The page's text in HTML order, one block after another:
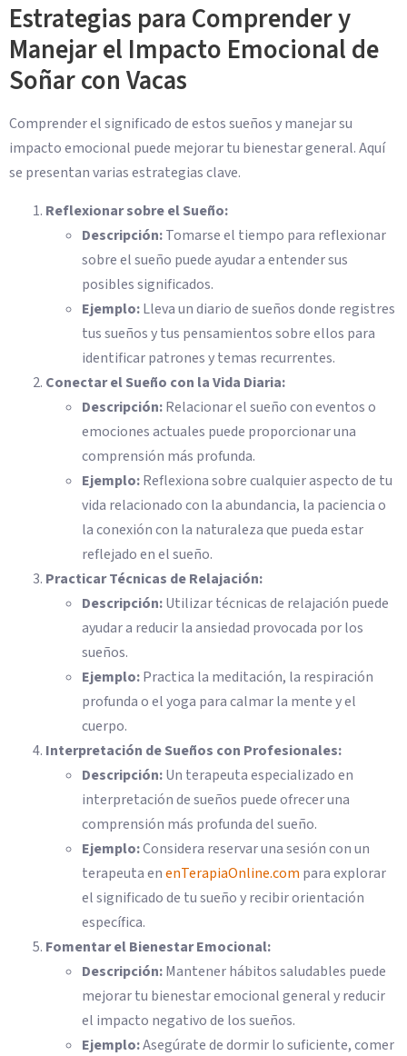
Estrategias para Comprender y
Manejar el Impacto Emocional de
Soñar con Vacas
Comprender el significado de estos sueños y manejar su
impacto emocional puede mejorar tu bienestar general. Aquí
se presentan varias estrategias clave.
Reflexionar sobre el Sueño:
Descripción:Tomarse el tiempo para reflexionar
sobre el sueño puede ayudar a entender sus
posibles significados.
Ejemplo:Lleva un diario de sueños donde registres
tus sueños y tus pensamientos sobre ellos para
identificar patrones y temas recurrentes.
Conectar el Sueño con la Vida Diaria:
Descripción:Relacionar el sueño con eventos o
emociones actuales puede proporcionar una
comprensión más profunda.
Ejemplo:Reflexiona sobre cualquier aspecto de tu
vida relacionado con la abundancia, la paciencia o
la conexión con la naturaleza que pueda estar
reflejado en el sueño.
Practicar Técnicas de Relajación:
Descripción:Utilizar técnicas de relajación puede
ayudar a reducir la ansiedad provocada por los
sueños.
Ejemplo:Practica la meditación, la respiración
profunda o el yoga para calmar la mente y el
cuerpo.
Interpretación de Sueños con Profesionales:
Descripción:Un terapeuta especializado en
interpretación de sueños puede ofrecer una
comprensión más profunda del sueño.
Ejemplo:Considera reservar una sesión con un
terapeuta enenTerapiaOnline.com para explorar
el significado de tu sueño y recibir orientación
específica.
Fomentar el Bienestar Emocional:
Descripción:Mantener hábitos saludables puede
mejorar tu bienestar emocional general y reducir
el impacto negativo de los sueños.
Ejemplo:Asegúrate de dormir lo suficiente, comer